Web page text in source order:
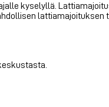
kyselyllä.